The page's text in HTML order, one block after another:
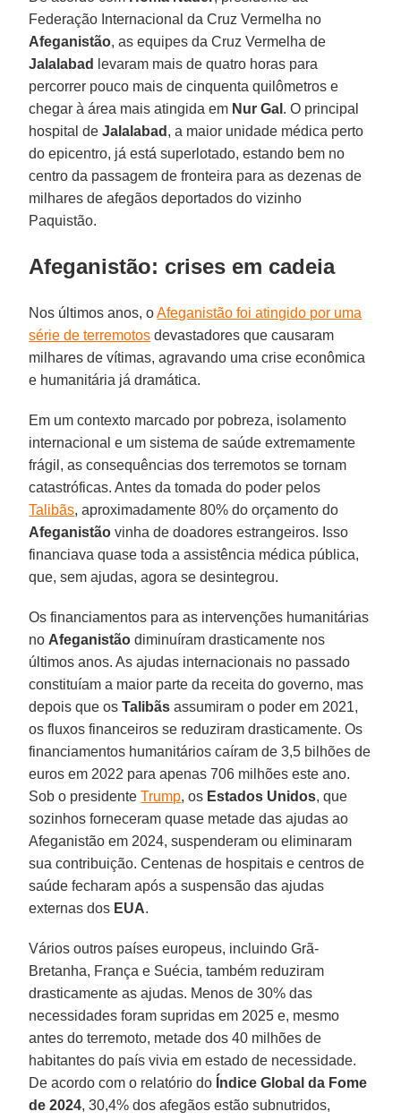
Federação Internacional da Cruz Vermelha no
Afeganistão, as equipes da Cruz Vermelha de
Jalalabad
levaram mais de quatro horas para
percorrer pouco mais de cinquenta quilômetros e
chegar à área mais atingida em Nur Gal . O principal
hospital deJalalabad , a maior unidade médica perto
do epicentro, já está superlotado, estando bem no
centro da passagem de fronteira para as dezenas de
milhares de afegãos deportados do vizinho
Paquistão.
Afeganistão: crises em cadeia
Nos últimos anos, oAfeganistão foi atingido por uma
série de terremotos devastadores que causaram
milhares de vítimas, agravando uma crise econômica
e humanitária já dramática.
Em um contexto marcado por pobreza, isolamento
internacional e um sistema de saúde extremamente
frágil, as consequências dos terremotos se tornam
catastróficas. Antes da tomada do poder pelos
Talibãs, aproximadamente 80% do orçamento do
Afeganistão vinha de doadores estrangeiros. Isso
financiava quase toda a assistência médica pública,
que, sem ajudas, agora se desintegrou.
Os financiamentos para as intervenções humanitárias
no Afeganistão diminuíram drasticamente nos
últimos anos. As ajudas internacionais no passado
constituíam a maior parte da receita do governo, mas
depois que osTalibãs assumiram o poder em 2021,
os fluxos financeiros se reduziram drasticamente. Os
financiamentos humanitários caíram de 3,5 bilhões de
euros em 2022 para apenas 706 milhões este ano.
Sob o presidenteTrump, os Estados Unidos, que
sozinhos forneceram quase metade das ajudas ao
Afeganistão em 2024, suspenderam ou eliminaram
sua contribuição. Centenas de hospitais e centros de
saúde fecharam após a suspensão das ajudas
externas dos EUA.
Vários outros países europeus, incluindo Grã-
Bretanha, França e Suécia, também reduziram
drasticamente as ajudas. Menos de 30% das
necessidades foram supridas em 2025 e, mesmo
antes do terremoto, metade dos 40 milhões de
habitantes do país vivia em estado de necessidade.
De acordo com o relatório do Índice Global da Fome
de 2024, 30,4% dos afegãos estão subnutridos,